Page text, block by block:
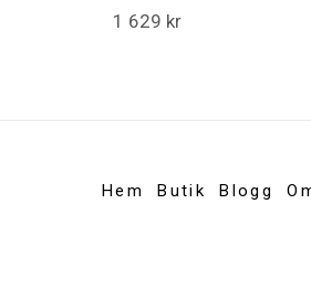
1 629 kr
Hem Butik Blogg